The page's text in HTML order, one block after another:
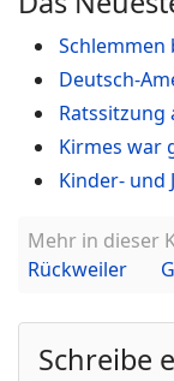
Schlemmen
Deutsch-
Ratssitzung
Kirmes war
Kinder- und
Mehr in dieser
Rückweiler
Schreibe